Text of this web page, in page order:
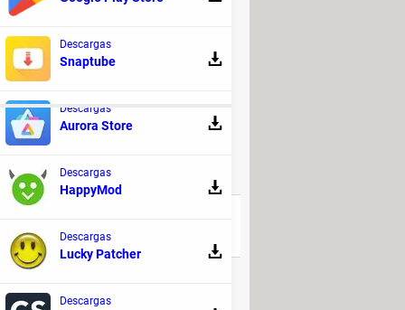
Descargas
Snaptube
Descargas
Aurora Store
Descargas
HappyMod
Descargas
Lucky Patcher
Descargas